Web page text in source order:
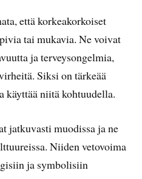
että korkeakorkoiset
tai mukavia. Ne voivat
ja terveysongelmia,
Siksi on tärkeää
käyttää niitä kohtuudella.
jatkuvasti muodissa ja ne
Niiden vetovoima
ja symbolisiin